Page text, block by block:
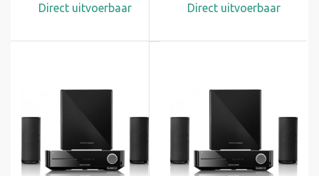
Direct uitvoerbaar Direct uitvoerbaar